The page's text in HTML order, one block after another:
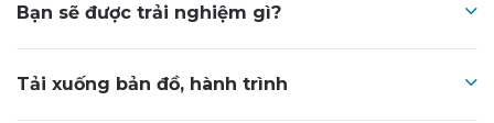
Bạn sẽ được trải nghiệm gì?
Tải xuống bản đồ, hành trình